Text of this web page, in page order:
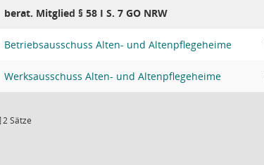
berat. Mitglied § 58 I S. 7 GO NRW
Betriebsausschuss Alten- und Altenpflegeheime
Werksausschuss Alten- und Altenpflegeheime
2 Sätze